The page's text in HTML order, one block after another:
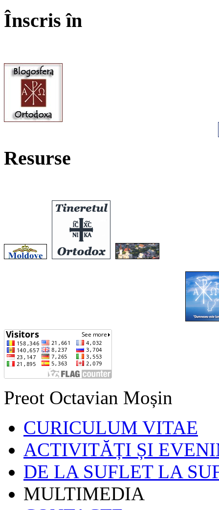
Înscris în
Resurse
Preot Octavian Moșin
CURICULUM VITAE
ACTIVITĂȚI ȘI
DE LA SUFLET LA
MULTIMEDIA